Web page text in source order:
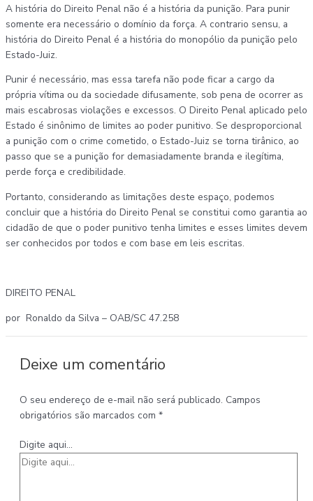
A história do Direito Penal não é a história da punição. Para punir
somente era necessário o domínio da força. A contrario sensu, a
história do Direito Penal é a história do monopólio da punição pelo
Estado-Juiz.
Punir é necessário, mas essa tarefa não pode ficar a cargo da
própria vítima ou da sociedade difusamente, sob pena de ocorrer as
mais escabrosas violações e excessos. O Direito Penal aplicado pelo
Estado é sinônimo de limites ao poder punitivo. Se desproporcional
a punição com o crime cometido, o Estado-Juiz se torna tirânico, ao
passo que se a punição for demasiadamente branda e ilegítima,
perde força e credibilidade.
Portanto, considerando as limitações deste espaço, podemos
concluir que a história do Direito Penal se constitui como garantia ao
cidadão de que o poder punitivo tenha limites e esses limites devem
ser conhecidos por todos e com base em leis escritas.
DIREITO PENAL
por Ronaldo da Silva – OAB/SC 47.258
Deixe um comentário
O seu endereço de e-mail não será publicado. Campos
obrigatórios são marcados com *
Digite aqui...